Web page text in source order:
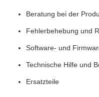
Beratung bei der
Fehlerbehebung und
Software- und
Technische Hilfe und
Ersatzteile